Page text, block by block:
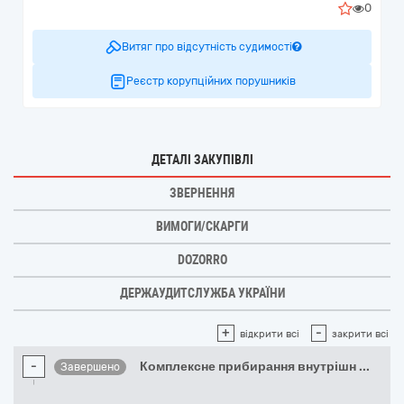
0
Витяг про відсутність судимості
Реєстр корупційних порушників
ДЕТАЛІ ЗАКУПІВЛІ
ЗВЕРНЕННЯ
ВИМОГИ/СКАРГИ
DOZORRO
ДЕРЖАУДИТСЛУЖБА УКРАЇНИ
+ відкрити всі - закрити всі
- Завершено Комплексне прибирання внутрішн ...